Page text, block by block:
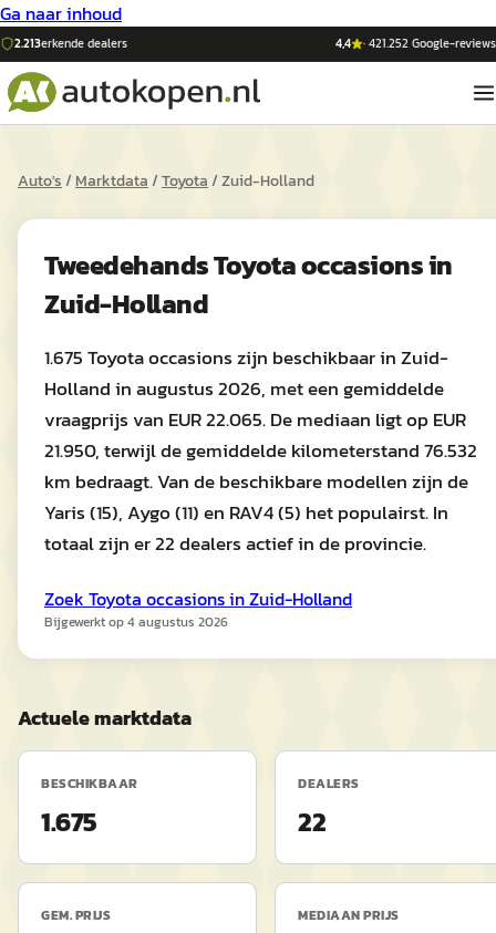
Ga naar inhoud
2.213erkende dealers 4,4 ·421.252Google-reviews
Auto's/Marktdata/Toyota/Zuid-Holland
TweedehandsToyotaoccasions in
Zuid-Holland
1.675 Toyota occasions zijn beschikbaar in Zuid-
Holland in augustus 2026, met een gemiddelde
vraagprijs van EUR 22.065. De mediaan ligt op EUR
21.950, terwijl de gemiddelde kilometerstand 76.532
km bedraagt. Van de beschikbare modellen zijn de
Yaris (15), Aygo (11) en RAV4 (5) het populairst. In
totaal zijn er 22 dealers actief in de provincie.
Zoek Toyota occasions inZuid-Holland
Bijgewerkt op4 augustus 2026
Actuele marktdata
BESCHIKBAAR
1.675
DEALERS
22
GEM. PRIJS MEDIAAN PRIJS